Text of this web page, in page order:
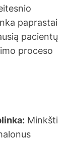
paprastai
pacientų
proceso
Minkšti